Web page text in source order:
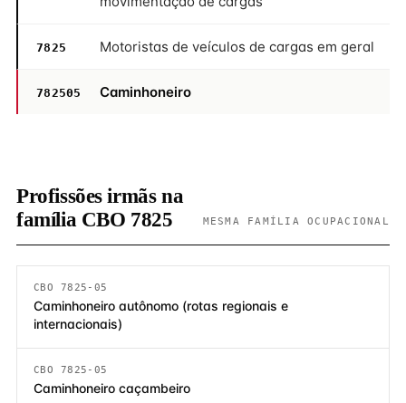
7825 Motoristas de veículos de cargas em geral
782505 Caminhoneiro
Profissões irmãs na
família CBO 7825
MESMA FAMÍLIA OCUPACIONAL
CBO 7825-05
Caminhoneiro autônomo (rotas regionais e
internacionais)
CBO 7825-05
Caminhoneiro caçambeiro